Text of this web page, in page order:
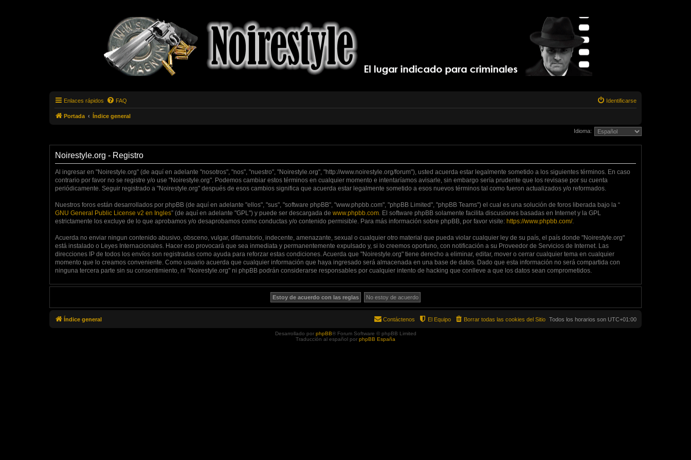
Enlaces rápidos FAQ Identificarse
Portada Índice general
Idioma:
Noirestyle.org - Registro
Al ingresar en "Noirestyle.org" (de aquí en adelante "nosotros", "nos", "nuestro", "Noirestyle.org", "http://www.noirestyle.org/forum"), usted acuerda estar legalmente sometido a los siguientes términos. En caso
contrario por favor no se registre y/o use "Noirestyle.org". Podemos cambiar estos términos en cualquier momento e intentaríamos avisarle, sin embargo sería prudente que los revisase por su cuenta
periódicamente. Seguir registrado a "Noirestyle.org" después de esos cambios significa que acuerda estar legalmente sometido a esos nuevos términos tal como fueron actualizados y/o reformados.
Nuestros foros están desarrollados por phpBB (de aquí en adelante "ellos", "sus", "software phpBB", "www.phpbb.com", "phpBB Limited", "phpBB Teams") el cual es una solución de foros liberada bajo la “
GNU General Public License v2 en Ingles” (de aquí en adelante "GPL") y puede ser descargada de www.phpbb.com . El software phpBB solamente facilita discusiones basadas en Internet y la GPL
estrictamente los excluye de lo que aprobamos y/o desaprobamos como conductas y/o contenido permisible. Para más información sobre phpBB, por favor visite: https://www.phpbb.com/.
Acuerda no enviar ningun contenido abusivo, obsceno, vulgar, difamatorio, indecente, amenazante, sexual o cualquier otro material que pueda violar cualquier ley de su país, el país donde "Noirestyle.org"
está instalado o Leyes Internacionales. Hacer eso provocará que sea inmediata y permanentemente expulsado y, si lo creemos oportuno, con notificación a su Proveedor de Servicios de Internet. Las
direcciones IP de todos los envíos son registradas como ayuda para reforzar estas condiciones. Acuerda que "Noirestyle.org" tiene derecho a eliminar, editar, mover o cerrar cualquier tema en cualquier
momento que lo creamos conveniente. Como usuario acuerda que cualquier información que haya ingresado será almacenada en una base de datos. Dado que esta información no será compartida con
ninguna tercera parte sin su consentimiento, ni "Noirestyle.org" ni phpBB podrán considerarse responsables por cualquier intento de hacking que conlleve a que los datos sean comprometidos.
Índice general Todos los horarios son UTC+01:00
Borrar todas las cookies del Sitio
El Equipo
Contáctenos
Desarrollado por phpBB® Forum Software © phpBB Limited
Traducción al español por phpBB España